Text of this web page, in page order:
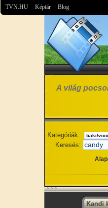
TVN.HU Képtár Blog
A világ
Kategóriák:
Keresés:
Kandi